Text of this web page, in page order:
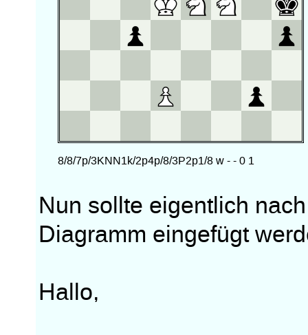
Nun sollte eigentlich
Diagramm eingefügt
Hallo,